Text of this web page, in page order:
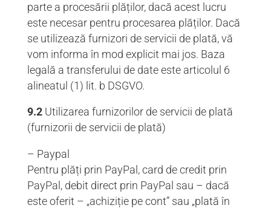
parte a procesării plăților, dacă acest lucru
este necesar pentru procesarea plăților. Dacă
se utilizează furnizori de servicii de plată, vă
vom informa în mod explicit mai jos. Baza
legală a transferului de date este articolul 6
alineatul (1) lit. b DSGVO.
9.2Utilizarea furnizorilor de servicii de plată
(furnizorii de servicii de plată)
– Paypal
Pentru plăți prin PayPal, card de credit prin
PayPal, debit direct prin PayPal sau – dacă
este oferit – „achiziție pe cont” sau „plată în